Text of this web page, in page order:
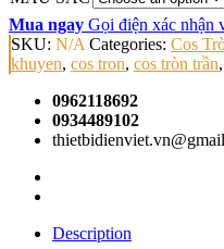
Mua ngay Gọi điện xác nhận
SKU: N/A Categories: Cos
khuyen, cos tron, cos tròn trần,
0962118692
0934489102
Description